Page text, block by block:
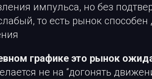
импульса, но без
то есть рынок способен
графике это рынок
не на “догонять